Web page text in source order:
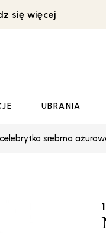
się więcej
UBRANIA
srebrna